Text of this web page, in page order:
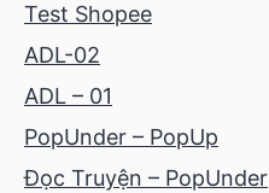
Test Shopee
ADL-02
ADL – 01
PopUnder – PopUp
Đọc Truyện – PopUnder